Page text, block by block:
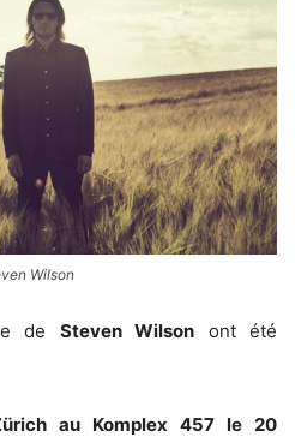
Wilson
de Steven Wilson ont été
au Komplex 457 le 20